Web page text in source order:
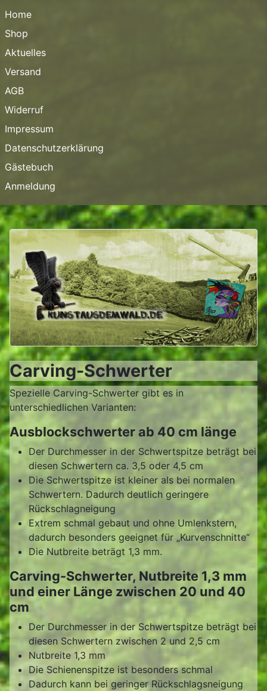
Home
Shop
Aktuelles
Versand
AGB
Widerruf
Impressum
Datenschutzerklärung
Gästebuch
Anmeldung
Carving-Schwerter
Spezielle Carving-Schwerter gibt es in
unterschiedlichen Varianten:
Ausblockschwerter ab 40 cm länge
Der Durchmesser in der Schwertspitze beträgt bei
diesen Schwertern ca. 3,5 oder 4,5 cm
Die Schwertspitze ist kleiner als bei normalen
Schwertern. Dadurch deutlich geringere
Rückschlagneigung
Extrem schmal gebaut und ohne Umlenkstern,
dadurch besonders geeignet für „Kurvenschnitte“
Die Nutbreite beträgt 1,3 mm.
Carving-Schwerter, Nutbreite 1,3 mm
und einer Länge zwischen 20 und 40
cm
Der Durchmesser in der Schwertspitze beträgt bei
diesen Schwertern zwischen 2 und 2,5 cm
Nutbreite 1,3 mm
Die Schienenspitze ist besonders schmal
Dadurch kann bei geringer Rückschlagsneigung